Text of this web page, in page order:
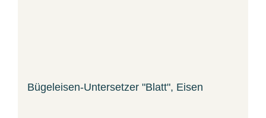
Bügeleisen-Untersetzer "Blatt", Eisen